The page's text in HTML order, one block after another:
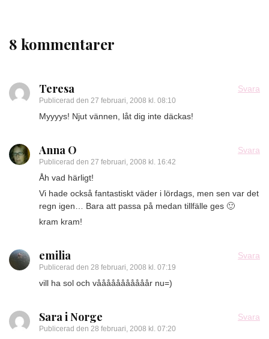
8 kommentarer
Teresa
Publicerad den 27 februari, 2008 kl. 08:10
Svara
Myyyys! Njut vännen, låt dig inte däckas!
Anna O
Publicerad den 27 februari, 2008 kl. 16:42
Svara
Åh vad härligt!
Vi hade också fantastiskt väder i lördags, men sen var det
regn igen… Bara att passa på medan tillfälle ges 🙂
kram kram!
emilia
Publicerad den 28 februari, 2008 kl. 07:19
Svara
vill ha sol och vååååååååååår nu=)
Sara i Norge
Publicerad den 28 februari, 2008 kl. 07:20
Svara